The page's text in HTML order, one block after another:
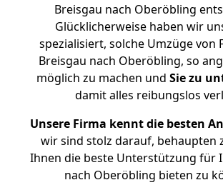
Breisgau nach Oberöbling
Glücklicherweise haben wir
spezialisiert, solche Umzüge von
Breisgau nach Oberöbling, so
möglich zu machen und Sie zu
damit alles reibungslos
Unsere Firma kennt die besten
wir sind stolz darauf, behaupten
Ihnen die beste Unterstützung für
nach Oberöbling bieten zu